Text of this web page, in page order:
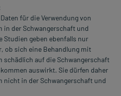
für die Verwendung von
in der Schwangerschaft und
Studien geben ebenfalls nur
ob sich eine Behandlung mit
schädlich auf die Schwangerschaft
auswirkt. Sie dürfen daher
nicht in der Schwangerschaft und